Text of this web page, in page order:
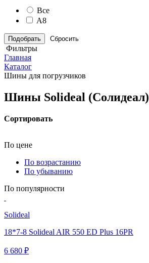
Все
А8
Сбросить
Фильтры
Главная
Каталог
Шины для погрузчиков
Шины Solideal (Солидеал)
Сортировать
По цене
По возрастанию
По убыванию
По популярности
Solideal
18*7-8 Solideal AIR 550 ED Plus 16PR
6 680 ₽